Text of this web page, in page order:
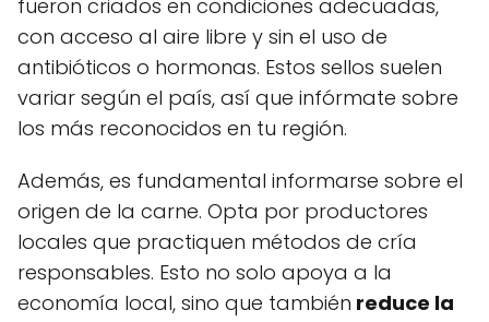
fueron criados en condiciones adecuadas,
con acceso al aire libre y sin el uso de
antibióticos o hormonas. Estos sellos suelen
variar según el país, así que infórmate sobre
los más reconocidos en tu región.
Además, es fundamental informarse sobre el
origen de la carne. Opta por productores
locales que practiquen métodos de cría
responsables. Esto no solo apoya a la
economía local, sino que también reduce la